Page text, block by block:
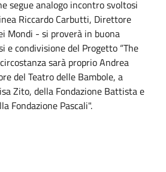
segue analogo incontro svoltosi
Riccardo Carbutti, Direttore
Mondi - si proverà in buona
e condivisione del Progetto “The
sarà proprio Andrea
del Teatro delle Bambole, a
Zito, della Fondazione Battista e
Fondazione Pascali".